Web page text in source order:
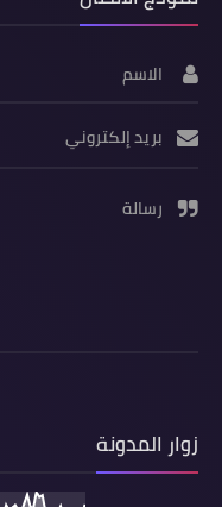
الاسم
بريد إلكتروني
رسالة
زوار المدونة